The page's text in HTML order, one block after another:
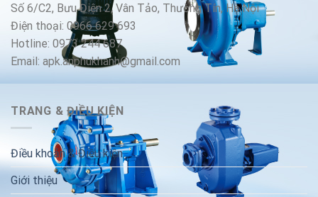
Số 6/C2, Bưu Điện 2, Vân Tảo, Thường Tín, Hà Nội
Điện thoại: 0966 629 693
Hotline: 0973 244 687
Email: apk.anphukhanh@gmail.com
TRANG & ĐIỀU KIỆN
Điều khoản & Điều kiện
Giới thiệu